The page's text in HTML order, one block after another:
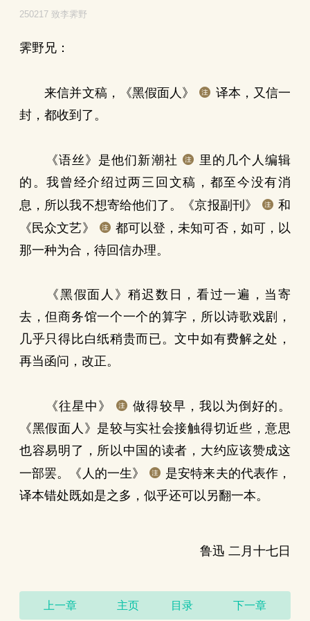
250217 致李霁野
霁野兄：
来信并文稿，《黑假面人》
译本，又信一
封，都收到了。
《语丝》是他们新潮社
里的几个人编辑
的。我曾经介绍过两三回文稿，都至今没有消
息，所以我不想寄给他们了。《京报副刊》
和
《民众文艺》
都可以登，未知可否，如可，以
那一种为合，待回信办理。
《黑假面人》稍迟数日，看过一遍，当寄
去，但商务馆一个一个的算字，所以诗歌戏剧，
几乎只得比白纸稍贵而已。文中如有费解之处，
再当函问，改正。
《往星中》
做得较早，我以为倒好的。
《黑假面人》是较与实社会接触得切近些，意思
也容易明了，所以中国的读者，大约应该赞成这
一部罢。《人的一生》
是安特来夫的代表作，
译本错处既如是之多，似乎还可以另翻一本。
鲁迅 二月十七日
上一章 主页 目录 下一章